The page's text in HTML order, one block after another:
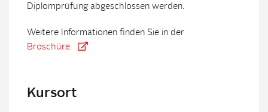
Diplomprüfung abgeschlossen werden.
Weitere Informationen finden Sie in der
Broschüre.
Kursort